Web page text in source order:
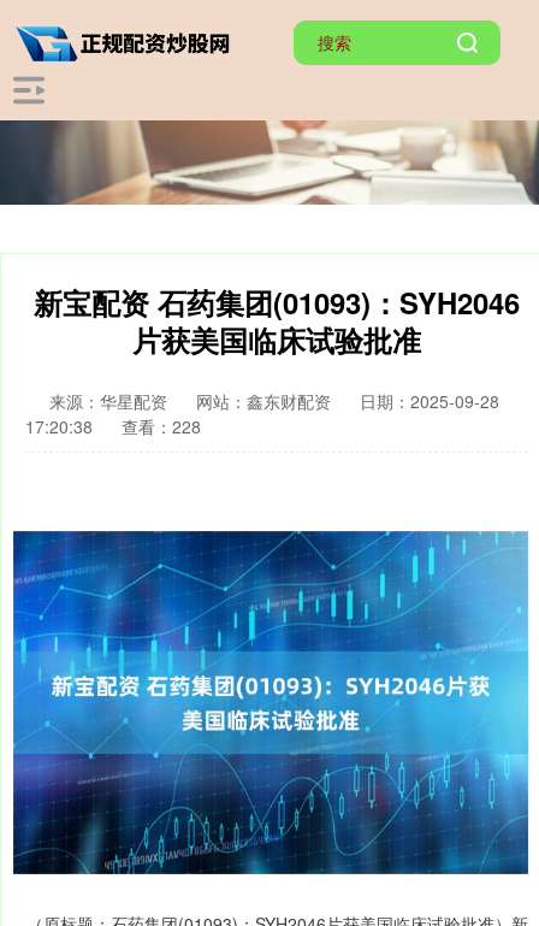
新宝配资 石药集团(01093)：SYH2046
片获美国临床试验批准
来源：华星配资 网站：鑫东财配资
日期：2025-09-28
17:20:38
查看：228